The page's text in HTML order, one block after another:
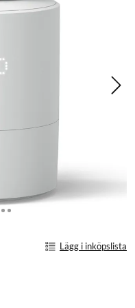
Lägg i inköpslista